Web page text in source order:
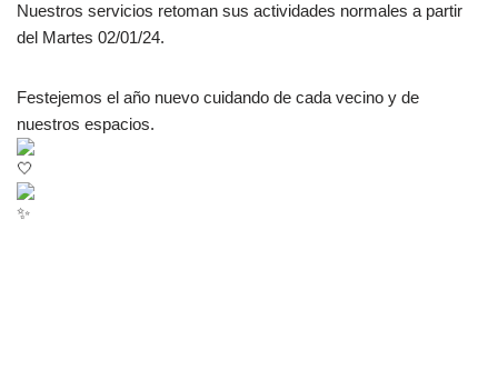
Nuestros servicios retoman sus actividades normales a partir
del Martes 02/01/24.
Festejemos el año nuevo cuidando de cada vecino y de
nuestros espacios.